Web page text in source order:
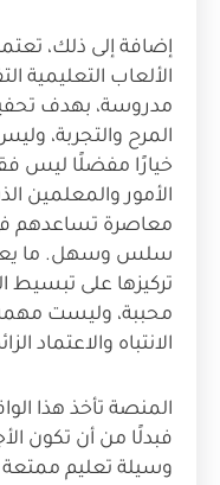
إضافة إلى ذلك،
الألعاب التعليمية
مدروسة، بهدف
المرح والتجربة،
خيارًا مفضلًا ليس
الأمور والمعلمين
معاصرة تساعدهم
سلس وسهل. ما
تركيزها على تبسيط
محببة، وليست
الانتباه والاعتماد
المنصة تأخذ هذا
فبدلًا من أن تكون
وسيلة تعليم